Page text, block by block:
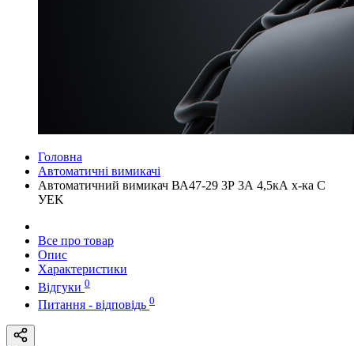
Головна
Автоматичні вимикачі
Автоматичний вимикач ВА47-29 3Р 3А 4,5кА х-ка C
УEK
Все про товар
Опис
Характеристики
Відгуки 0
Питання - відповідь 0